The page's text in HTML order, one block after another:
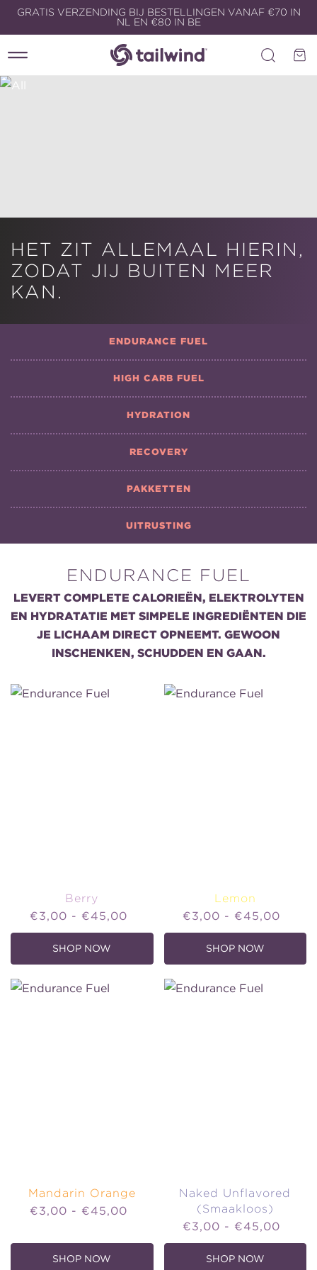
naar de
GRATIS VERZENDING BIJ BESTELLINGEN VANAF €70 IN
NL EN €80 IN BE
COLLECTIE:
HET ZIT ALLEMAAL HIERIN,
ZODAT JIJ BUITEN MEER
KAN.
ENDURANCE FUEL
HIGH CARB FUEL
HYDRATION
RECOVERY
PAKKETTEN
UITRUSTING
ENDURANCE FUEL
LEVERT COMPLETE CALORIEËN, ELEKTROLYTEN
EN HYDRATATIE MET SIMPELE INGREDIËNTEN DIE
JE LICHAAM DIRECT OPNEEMT. GEWOON
INSCHENKEN, SCHUDDEN EN GAAN.
Berry
Price€3,00 - €45,00
SHOP NOW
,
BERRY
Lemon
Price€3,00 - €45,00
SHOP NOW
,
LEMON
Mandarin Orange
Price€3,00 - €45,00
SHOP NOW
,
Naked Unflavored
(Smaakloos)
Price€3,00 - €45,00
SHOP NOW
,